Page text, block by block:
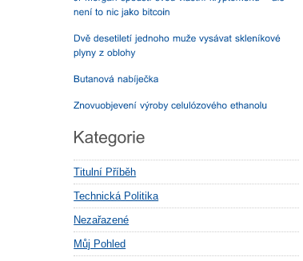
Titulní Příběh
Technická Politika
Nezařazené
Můj Pohled